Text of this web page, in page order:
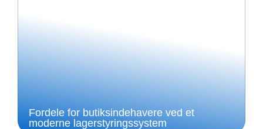
Fordele for butiksindehavere ved et
moderne lagerstyringssystem